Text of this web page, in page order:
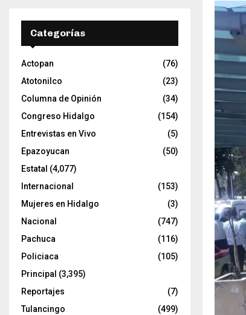
v
í
e
o
Categorías
Actopan
(76)
Atotonilco
(23)
Columna de Opinión
(34)
Congreso Hidalgo
(154)
Entrevistas en Vivo
(5)
Epazoyucan
(50)
Estatal (4,077)
Internacional
(153)
Mujeres en Hidalgo
(3)
Nacional
(747)
Pachuca
(116)
Policiaca
(105)
Principal (3,395)
Reportajes
(7)
Tulancingo
(499)